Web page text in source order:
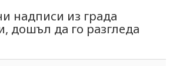
надписи из града
дошъл да го разгледа